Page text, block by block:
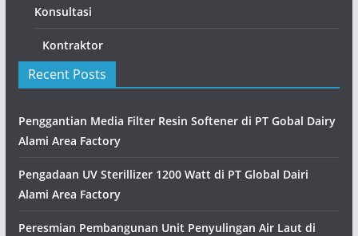
Konsultasi
Kontraktor
Recent Posts
Penggantian Media Filter Resin Softener di PT Gobal Dairy
Alami Area Factory
Pengadaan UV Sterillizer 1200 Watt di PT Global Dairi
Alami Area Factory
Peresmian Pembangunan Unit Penyulingan Air Laut di